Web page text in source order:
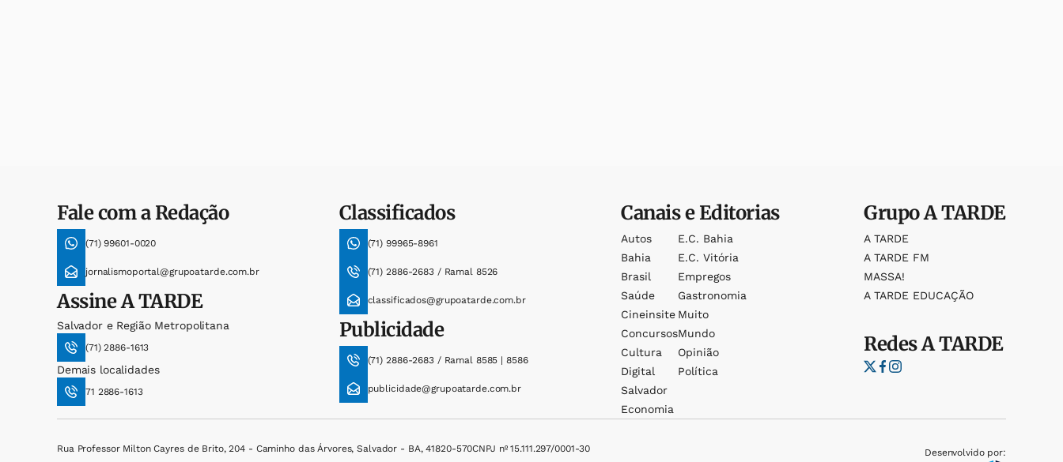
Fale com a Redação
(71) 99601-0020
jornalismoportal@grupoatarde.com.br
AssineA TARDE
Salvador e Região Metropolitana
(71) 2886-1613
Demais localidades
71 2886-1613
Classificados
(71) 99965-8961
(71) 2886-2683 / Ramal 8526
classificados@grupoatarde.com.br
Publicidade
(71) 2886-2683 / Ramal 8585 | 8586
publicidade@grupoatarde.com.br
Canais e Editorias
Autos
Bahia
Brasil
Saúde
Cineinsite
Concursos
Cultura
Digital
Salvador
Economia
E.c. Bahia
E.c. Vitória
Empregos
Gastronomia
Muito
Mundo
Opinião
Política
GrupoA TARDE
A TARDE
A TARDE FM
MASSA!
A TARDE EDUCAÇÃO
RedesA TARDE
Rua Professor Milton Cayres de Brito, 204 - Caminho das Árvores, Salvador - BA, 41820-570CNPJ nº 15.111.297/0001-30 Desenvolvido por: